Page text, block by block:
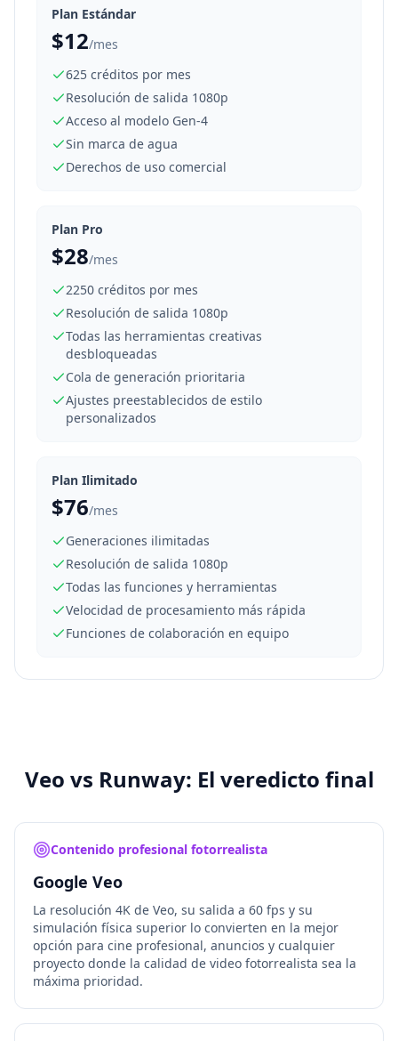
Plan Estándar
$12/mes
625 créditos por mes
Resolución de salida 1080p
Acceso al modelo Gen-4
Sin marca de agua
Derechos de uso comercial
Plan Pro
$28/mes
2250 créditos por mes
Resolución de salida 1080p
Todas las herramientas creativas
desbloqueadas
Cola de generación prioritaria
Ajustes preestablecidos de estilo
personalizados
Plan Ilimitado
$76/mes
Generaciones ilimitadas
Resolución de salida 1080p
Todas las funciones y herramientas
Velocidad de procesamiento más rápida
Funciones de colaboración en equipo
Veo vs Runway: El veredicto final
Contenido profesional fotorrealista
Google Veo
La resolución 4K de Veo, su salida a 60 fps y su
simulación física superior lo convierten en la mejor
opción para cine profesional, anuncios y cualquier
proyecto donde la calidad de video fotorrealista sea la
máxima prioridad.